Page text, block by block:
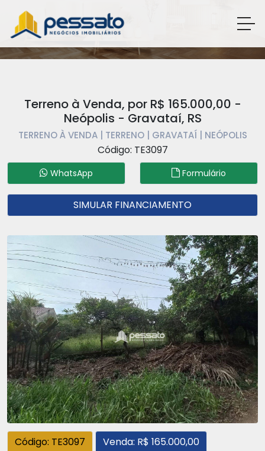
Terreno à Venda, por R$ 165.000,00 -
Neópolis - Gravataí, RS
TERRENO À VENDA | TERRENO | GRAVATAÍ | NEÓPOLIS
Código: TE3097
WhatsApp Formulário
SIMULAR FINANCIAMENTO
Código: TE3097 Venda: R$ 165.000,00